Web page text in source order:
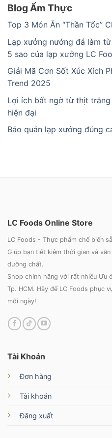
Blog Ẩm Thực
Top 3 Món Ăn “Thần Tốc”
Lạp xưởng nướng đá làm
5 sao của lạp xưởng LC
Giải Mã Cơn Sốt Xúc Xích
Trend 2025
Lợi ích bất ngờ từ thịt
hiện đại
Bảo quản lạp xưởng đúng
LC Foods Online Store
LC Foods - Thực phẩm chế biến
Giúp bạn tiết kiệm thời gian và
dưỡng chất.
Shop chính hãng với rất nhiều Ưu
Tp. HCM. Hãy để LC Foods phục
mỗi ngày!
Tài Khoản
Đơn hàng
Tài khoản
Đăng xuất